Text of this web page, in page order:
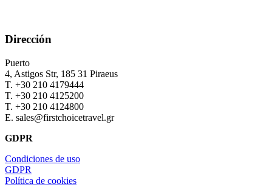
Dirección
Puerto
4, Astigos Str, 185 31 Piraeus
Τ. +30 210 4179444
Τ. +30 210 4125200
Τ. +30 210 4124800
Ε. sales@firstchoicetravel.gr
GDPR
Condiciones de uso
GDPR
Política de cookies